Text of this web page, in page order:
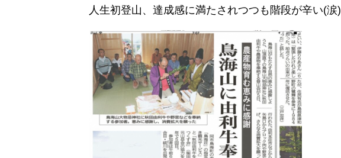
人生初登山、達成感に満たされつつも階段が辛い(涙)